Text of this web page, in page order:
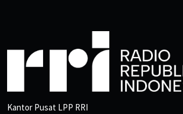
Kantor Pusat LPP RRI